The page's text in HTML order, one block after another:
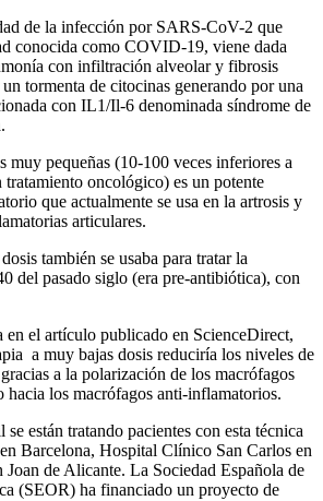
de la infección por SARS-CoV-2 que
conocida como COVID-19, viene dada
con infiltración alveolar y fibrosis
tormenta de citocinas generando por una
con IL1/Il-6 denominada síndrome de
muy pequeñas (10-100 veces inferiores a
tratamiento oncológico) es un potente
que actualmente se usa en la artrosis y
articulares.
también se usaba para tratar la
del pasado siglo (era pre-antibiótica), con
en el artículo publicado en ScienceDirect,
a muy bajas dosis reduciría los niveles de
a la polarización de los macrófagos
hacia los macrófagos anti-inflamatorios.
están tratando pacientes con esta técnica
Barcelona, Hospital Clínico San Carlos en
de Alicante. La Sociedad Española de
(SEOR) ha financiado un proyecto de